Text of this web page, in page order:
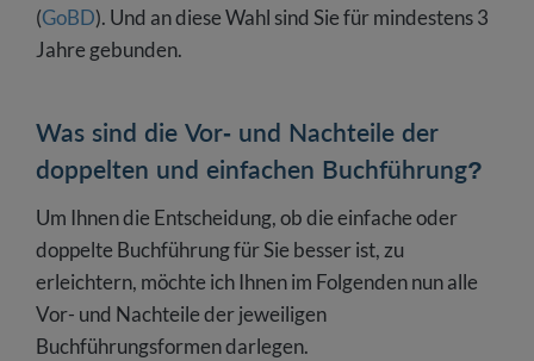
(GoBD). Und an diese Wahl sind Sie für mindestens 3
Jahre gebunden.
Was sind die Vor- und Nachteile der
doppelten und einfachen Buchführung?
Um Ihnen die Entscheidung, ob die einfache oder
doppelte Buchführung für Sie besser ist, zu
erleichtern, möchte ich Ihnen im Folgenden nun alle
Vor- und Nachteile der jeweiligen
Buchführungsformen darlegen.